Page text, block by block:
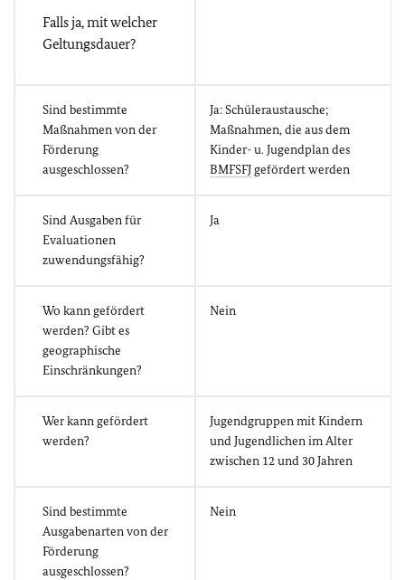
Falls ja, mit welcher
Geltungsdauer?
Sind bestimmte
Maßnahmen von der
Förderung
ausgeschlossen?
Ja: Schüleraustausche;
Maßnahmen, die aus dem
Kinder- u. Jugendplan des
BMFSFJgefördert werden
Sind Ausgaben für
Evaluationen
zuwendungsfähig?
Ja
Wo kann gefördert
werden? Gibt es
geographische
Einschränkungen?
Nein
Wer kann gefördert
werden?
Jugendgruppen mit Kindern
und Jugendlichen im Alter
zwischen 12 und 30 Jahren
Sind bestimmte
Ausgabenarten von der
Förderung
ausgeschlossen?
Nein